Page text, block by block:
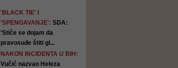
'BLACK TIE' I
'SPENGAVANJE': SDA:
'Stiče se dojam da
pravosuđe štiti gl...
NAKON INCIDENTA U BIH:
Vučić nazvao Heleza